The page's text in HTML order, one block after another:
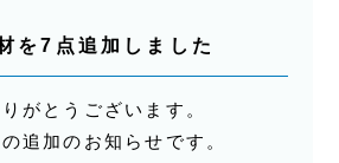
を7点追加しました
がとうございます。
追加のお知らせです。